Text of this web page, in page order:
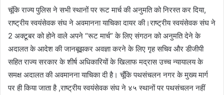
चूंकि राज्य पुलिस ने सभी स्थानों पर रूट मार्च की अनुमति को निरस्त कर दिया,
राष्ट्रीय स्वयंसेवक संघ ने अवमानना ​​​​याचिका दायर की।राष्ट्रीय स्वयंसेवक संघ ने
2 अक्टूबर को होने वाले अपने “रूट मार्च” के लिए संगठन को अनुमति देने के
अदालत के आदेश की जानबूझकर अवज्ञा करने के लिए गृह सचिव और डीजीपी
सहित राज्य सरकार के शीर्ष अधिकारियों के खिलाफ मद्रास उच्च न्यायालय के
समक्ष अदालत की अवमानना ​​​​याचिका दी है। चूँकि पथसंचलन नगर के मुख्य मार्ग
पर ही किया जाता है ,राष्ट्रीय स्वयंसेवक संघ ने ४५ स्थानों पर पथसंचलन नहीं